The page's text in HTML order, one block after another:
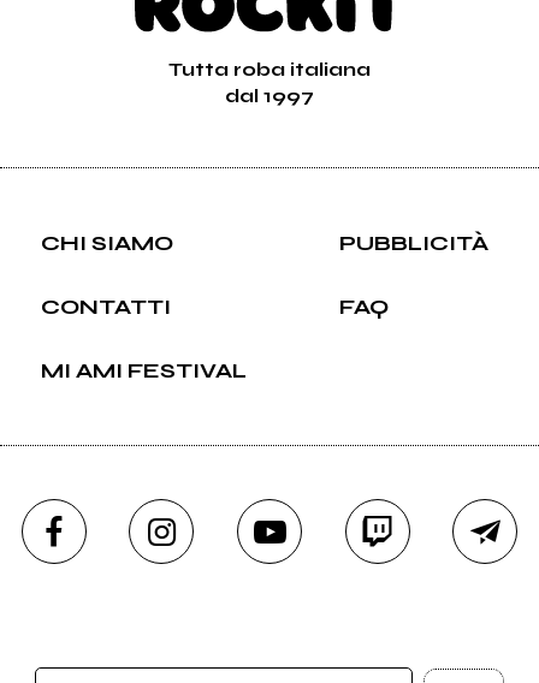
Tutta roba italiana
dal 1997
CHI SIAMO PUBBLICITÀ
CONTATTI FAQ
MI AMI FESTIVAL